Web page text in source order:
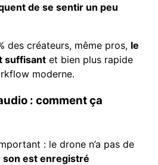
de se sentir un peu
des créateurs, même pros, le
suffisant et bien plus rapide
moderne.
: comment ça
: le drone n’a pas de
son est enregistré